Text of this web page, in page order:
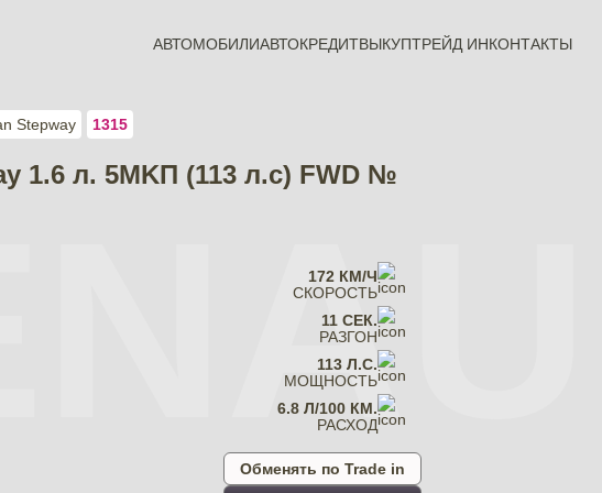
АВТОМОБИЛИАВТОКРЕДИТВЫКУПТРЕЙД ИНКОНТАКТЫ
Stepway 1315
1.6 л. 5MKП (113 л.с) FWD №
172 КМ/Ч
СКОРОСТЬ
11 СЕК.
РАЗГОН
113 Л.С.
МОЩНОСТЬ
6.8 Л/100 КМ.
РАСХОД
Обменять по Trade in